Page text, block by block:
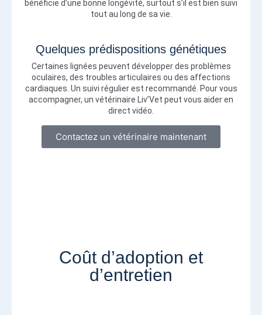
bénéficie d’une bonne longévité, surtout s’il est bien suivi
tout au long de sa vie.
Quelques prédispositions génétiques
Certaines lignées peuvent développer des problèmes
oculaires, des troubles articulaires ou des affections
cardiaques. Un suivi régulier est recommandé. Pour vous
accompagner, un vétérinaire Liv’Vet peut vous aider en
direct vidéo.
Contactez un vétérinaire maintenant
Coût d’adoption et
d’entretien